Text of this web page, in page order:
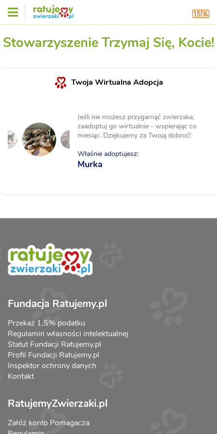
Stowarzyszenie Trzymaj Się, Kocie!
Twoja Wirtualna Adopcja
Jeśli nie możesz przygarnąć zwierzaka,
zaadoptuj go wirtualnie - wspierając co
miesiąc. Dziękujemy za Twoją dobroć!
Właśnie adoptujesz:
Murka
Fundacja Ratujemy.pl
Przekaż 1,5% podatku
Regulamin własności intelektualnej
Statut Fundacji Ratujemy.pl
Profil Fundacji Ratujemy.pl
Inspektor ochrony danych
Kontakt
RatujemyZwierzaki.pl
Załóż konto Pomagacza